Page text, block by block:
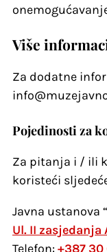
Više
Za dodatne
Pojedinosti za
Za pitanja i / ili
koristeći
Javna ustanova
Ul. II zasjedanja
Telefon: +387 30